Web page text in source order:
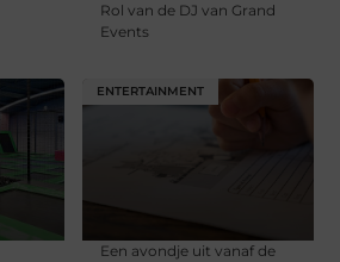
Rol van de DJ van Grand
Events
ENTERTAINMENT
Een avondje uit vanaf de